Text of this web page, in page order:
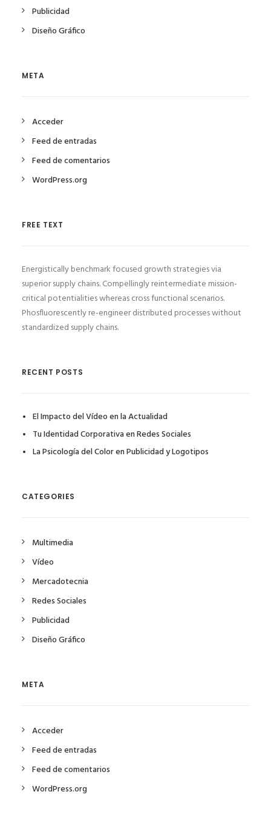
Publicidad
Diseño Gráfico
META
Acceder
Feed de entradas
Feed de comentarios
WordPress.org
FREE TEXT
Energistically benchmark focused growth strategies via
superior supply chains. Compellingly reintermediate mission-
critical potentialities whereas cross functional scenarios.
Phosfluorescently re-engineer distributed processes without
standardized supply chains.
RECENT POSTS
El Impacto del Vídeo en la Actualidad
Tu Identidad Corporativa en Redes Sociales
La Psicología del Color en Publicidad y Logotipos
CATEGORIES
Multimedia
Vídeo
Mercadotecnia
Redes Sociales
Publicidad
Diseño Gráfico
META
Acceder
Feed de entradas
Feed de comentarios
WordPress.org